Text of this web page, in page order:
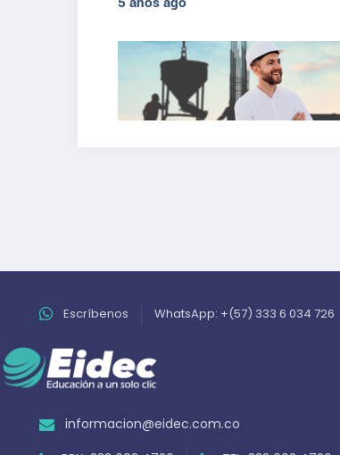
Escríbenos WhatsApp: +(57) 333 6 034 726
informacion@eidec.com.co